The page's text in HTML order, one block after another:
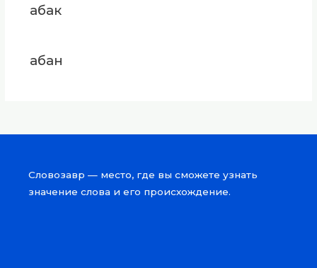
абак
абан
Словозавр — место, где вы сможете узнать
значение слова и его происхождение.